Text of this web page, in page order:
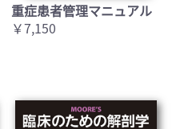
重症患者管理マニュアル
￥7,150